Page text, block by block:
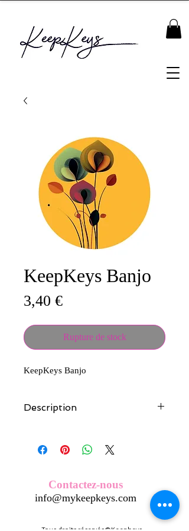
KeepKeys Banjo
3,40 €Prix
Rupture de stock
KeepKeys Banjo
Description
créés et fabriqués par nos soins.
Nos écussons se composent d'une
haute qualité et d'une pellicule plastique
transparente qui protège du frottement
et de l'eau, et assure ainsi une longivité
Contactez-nous
info@mykeepkeys.com